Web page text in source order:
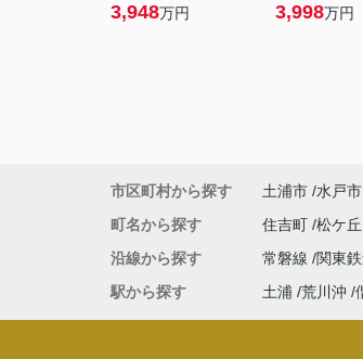
3,948万円 3,998万円
市区町村から探す 土浦市 水戸市
町名から探す
住吉町 松ケ丘
沿線から探す
常磐線 関東
駅から探す
土浦 荒川沖